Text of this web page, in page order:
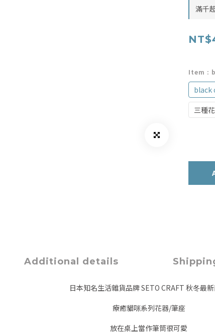
滿千
Item :
black
三種
Additional details
日本知名生活雜貨品牌 SETO CRAFT 秋冬最
療癒貓咪系列花器/筆座
放在桌上當作筆筒很可愛